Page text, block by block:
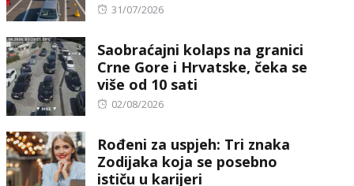
Posted
31/07/2026
Saobraćajni kolaps na granici
Crne Gore i Hrvatske, čeka se
više od 10 sati
Posted
02/08/2026
Rođeni za uspjeh: Tri znaka
Zodijaka koja se posebno
ističu u karijeri